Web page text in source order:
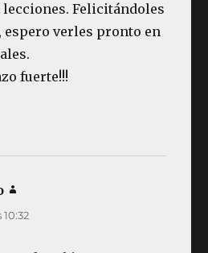
lecciones. Felicitándoles
espero verles pronto en
fuerte!!!